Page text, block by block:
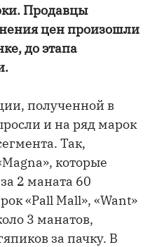
Продавцы
цен произошли
до этапа
полученной в
и на ряд марок
Так,
которые
2 маната 60
«Pall Mall», «Want»
3 манатов,
за пачку. В